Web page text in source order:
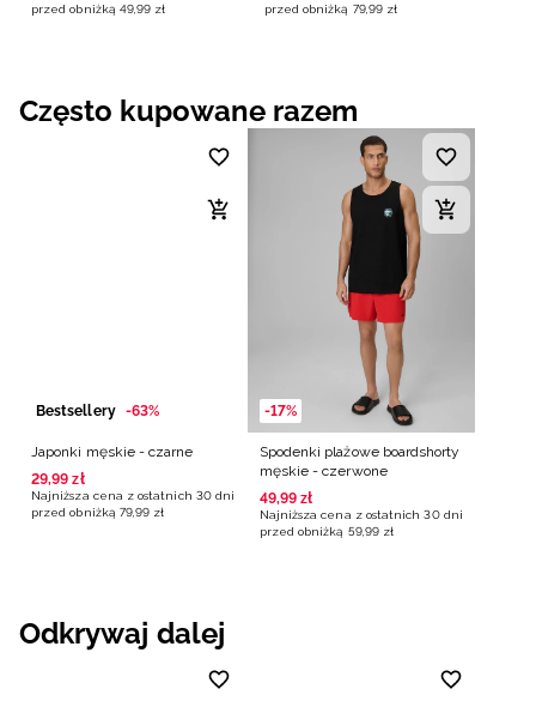
przed obniżką 49,99 zł
przed obniżką 79,99 zł
Często kupowane razem
Bestsellery -63%
Japonki męskie - czarne
29,99 zł
Najniższa cena z ostatnich 30 dni
przed obniżką 79,99 zł
-17%
Spodenki plażowe boardshorty
męskie - czerwone
49,99 zł
Najniższa cena z ostatnich 30 dni
przed obniżką 59,99 zł
Odkrywaj dalej